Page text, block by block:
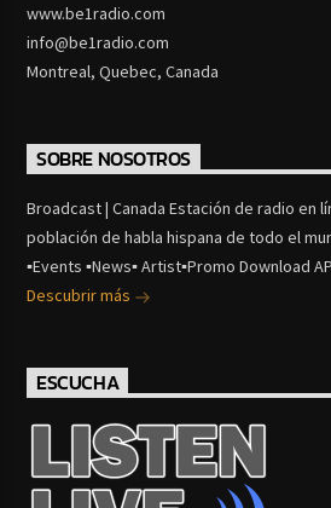
www.be1radio.com
info@be1radio.com
Montreal, Quebec, Canada
SOBRE NOSOTROS
Broadcast | Canada Estación de radio en
población de habla hispana de todo el
▪Events ▪News▪ Artist▪Promo Download
Descubrir más
ESCUCHA